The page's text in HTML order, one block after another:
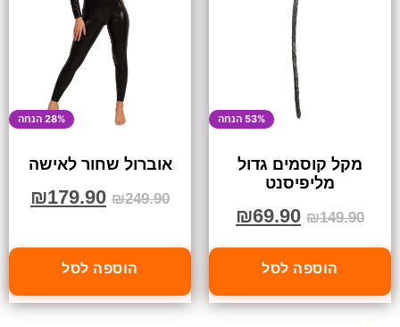
53% הנחה
מקל קוסמים גדול
מליפיסנט
₪149.90
₪69.90
הוספה לסל
28% הנחה
אוברול שחור לאישה
₪249.90
₪179.90
הוספה לסל